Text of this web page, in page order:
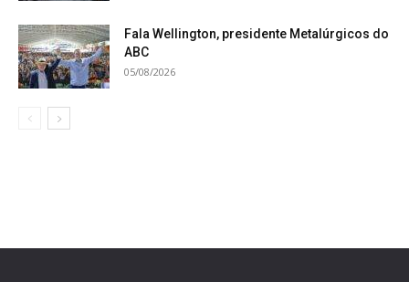
Fala Wellington, presidente Metalúrgicos do
ABC
05/08/2026